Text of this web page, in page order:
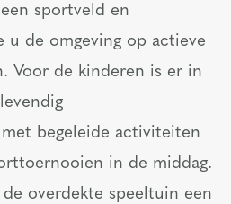
sportveld en
u de omgeving op actieve
Voor de kinderen is er in
begeleide activiteiten
in de middag.
overdekte speeltuin een